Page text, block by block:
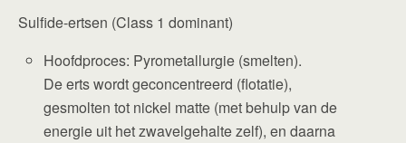
Sulfide-ertsen (Class 1 dominant)
Hoofdproces: Pyrometallurgie (smelten).
De erts wordt geconcentreerd (flotatie),
gesmolten tot nickel matte (met behulp van de
energie uit het zwavelgehalte zelf), en daarna